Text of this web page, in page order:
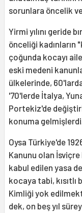
sorunlara öncelik
Yirmi yılını geride
önceliği kadınların
çoğunda kocayı
eski medeni
ülkelerinde,
'70'lerde İtalya,
Portekiz'de
konuma
Oysa Türkiye'de
Kanunu olan
kabul edilen yasa
kocaya tabi,
Kimliği yok
dek, on beş yıl